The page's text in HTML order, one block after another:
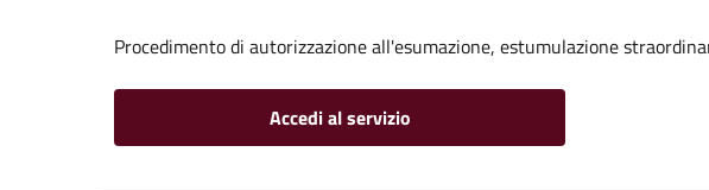
Procedimento di autorizzazione all'esumazione, estumulazione
Accedi al servizio